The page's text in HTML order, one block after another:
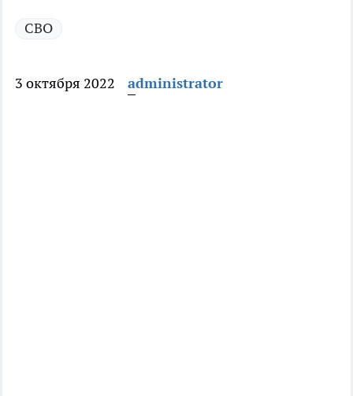
СВО
3 октября 2022 administrator